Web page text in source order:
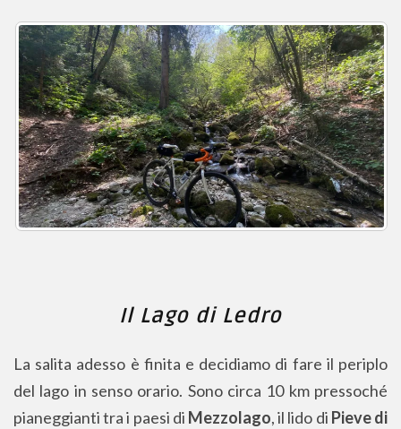
Il Lago di Ledro
La salita adesso è finita e decidiamo di fare il periplo
del lago in senso orario. Sono circa 10 km pressoché
pianeggianti tra i paesi di Mezzolago, il lido di Pieve di